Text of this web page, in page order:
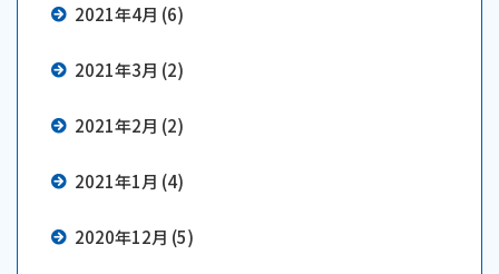
2021年4月 (6)
2021年3月 (2)
2021年2月 (2)
2021年1月 (4)
2020年12月 (5)